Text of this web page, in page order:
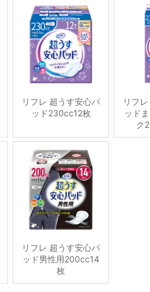
リフレ 超うす安心パ
ッド230cc12枚
リフ
ッド
ク
リフレ 超うす安心パ
ッド男性用200cc14
枚